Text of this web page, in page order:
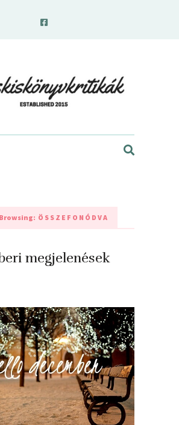
ÖSSZEFONÓDVA
megjelenések